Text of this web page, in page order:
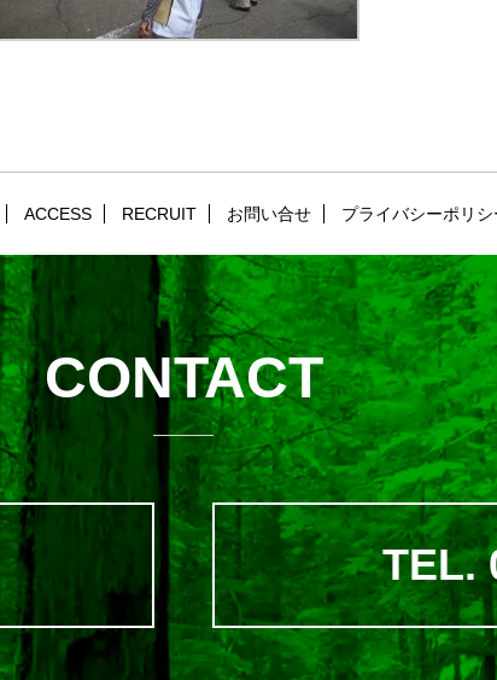
ACCESS RECRUIT お問い合せ プライバシーポリシ
CONTACT
TEL.